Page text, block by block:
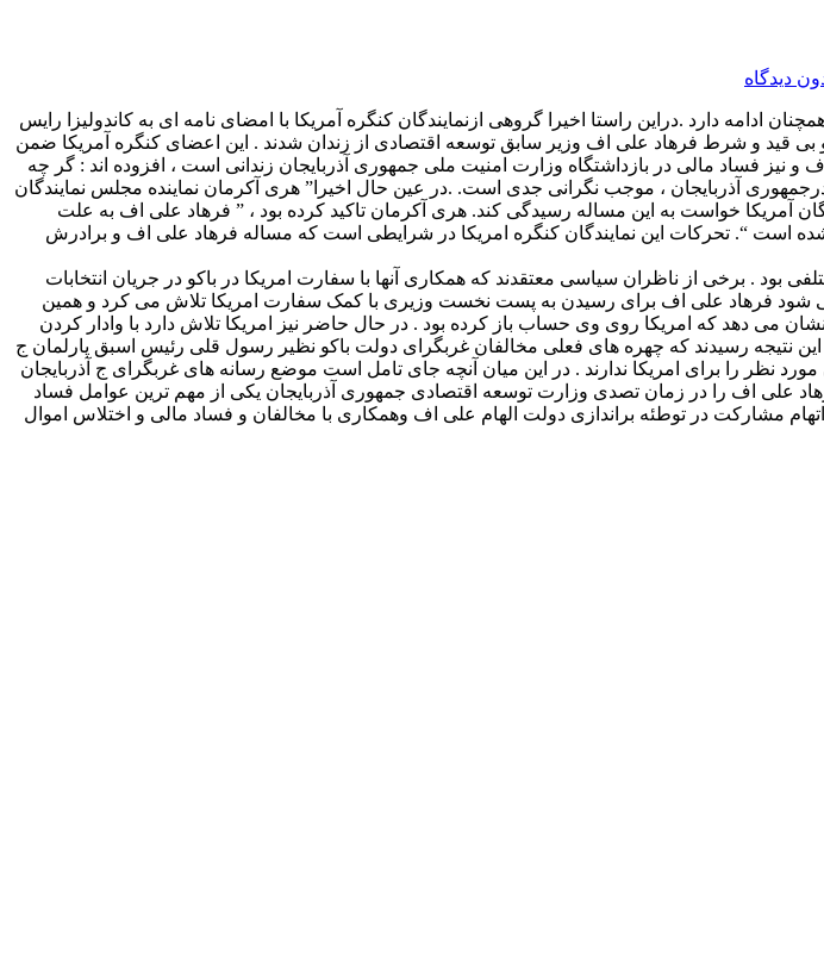
دیدگاه
ادامه دارد .دراین راستا اخیرا گروهی ازنمایندگان کنگره آمریکا با امضای نامه ای به کاندولیزا رایس
بی قید و شرط فرهاد علی اف وزیر سابق توسعه اقتصادی از زندان شدند . این اعضای کنگره آمریکا ضمن
نیز فساد مالی در بازداشتگاه وزارت امنیت ملی جمهوری آذربایجان زندانی است ، افزوده اند : گر چه
آذربایجان ، موجب نگرانی جدی است. .در عین حال اخیرا” هری آکرمان نماینده مجلس نمایندگان
آمریکا خواست به این مساله رسیدگی کند. هری آکرمان تاکید کرده بود ، ” فرهاد علی اف به علت
است “. تحرکات این نمایندگان کنگره امریکا در شرایطی است که مساله فرهاد علی اف و برادرش
. برخی از ناظران سیاسی معتقدند که همکاری آنها با سفارت امریکا در باکو در جریان انتخابات
شود فرهاد علی اف برای رسیدن به پست نخست وزیری با کمک سفارت امریکا تلاش می کرد و همین
دهد که امریکا روی وی حساب باز کرده بود . در حال حاضر نیز امریکا تلاش دارد با وادار کردن
این نتیجه رسیدند که چهره های فعلی مخالفان غربگرای دولت باکو نظیر رسول قلی رئیس اسبق پارلمان ج
نظر را برای امریکا ندارند . در این میان آنچه جای تامل است موضع رسانه های غربگرای ج آذربایجان
اف را در زمان تصدی وزارت توسعه اقتصادی جمهوری آذربایجان یکی از مهم ترین عوامل فساد
مشارکت در توطئه براندازی دولت الهام علی اف وهمکاری با مخالفان و فساد مالی و اختلاس اموال